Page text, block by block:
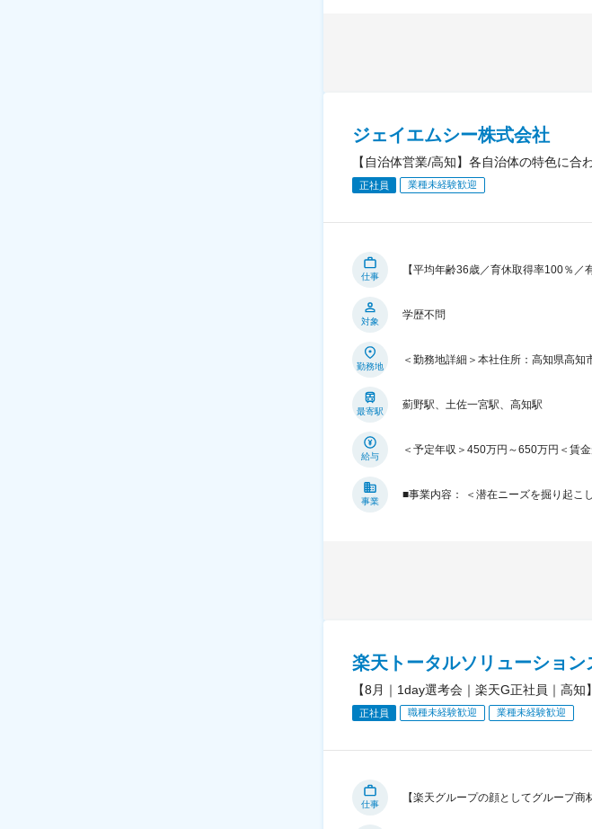
ジェイエムシー株式会社
【自治体営業/高知】各自治体の特色に
正社員 業種未経験歓迎
仕事
【平均年齢36歳／育休取得率100％
対象
学歴不問
勤務地
＜勤務地詳細＞本社住所：高知県高
最寄駅
薊野駅、土佐一宮駅、高知駅
給与
＜予定年収＞450万円～650万円＜賃
事業
■事業内容： ＜潜在ニーズを掘り起こ
楽天トータルソリューション
【8月｜1day選考会｜楽天G正社員｜高
正社員 職種未経験歓迎 業種未経験歓迎
仕事
【楽天グループの顔としてグループ